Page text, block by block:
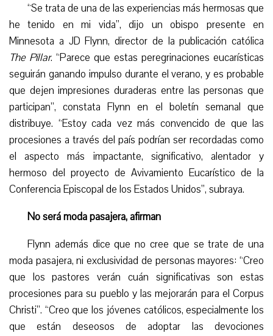
“Se trata de una de las experiencias más hermosas que
he tenido en mi vida”, dijo un obispo presente en
Minnesota a JD Flynn, director de la publicación católica
The Pillar. “Parece que estas peregrinaciones eucarísticas
seguirán ganando impulso durante el verano, y es probable
que dejen impresiones duraderas entre las personas que
participan”, constata Flynn en el boletín semanal que
distribuye. “Estoy cada vez más convencido de que las
procesiones a través del país podrían ser recordadas como
el aspecto más impactante, significativo, alentador y
hermoso del proyecto de Avivamiento Eucarístico de la
Conferencia Episcopal de los Estados Unidos”, subraya.
No será moda pasajera, afirman
Flynn además dice que no cree que se trate de una
moda pasajera, ni exclusividad de personas mayores: “Creo
que los pastores verán cuán significativas son estas
procesiones para su pueblo y las mejorarán para el Corpus
Christi”. “Creo que los jóvenes católicos, especialmente los
que están deseosos de adoptar las devociones